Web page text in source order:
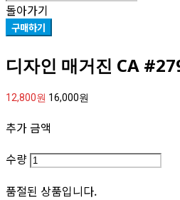
돌아가기
구매하기
디자인 매거진 CA
12,800원 16,000원
추가 금액
수량
품절된 상품입니다.